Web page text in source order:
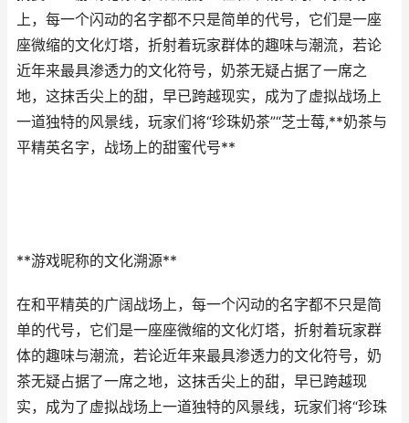
上，每一个闪动的名字都不只是简单的代号，它们是一座
座微缩的文化灯塔，折射着玩家群体的趣味与潮流，若论
近年来最具渗透力的文化符号，奶茶无疑占据了一席之
地，这抹舌尖上的甜，早已跨越现实，成为了虚拟战场上
一道独特的风景线，玩家们将“珍珠奶茶”“芝士莓,**奶茶与
平精英名字，战场上的甜蜜代号**
**游戏昵称的文化溯源**
在和平精英的广阔战场上，每一个闪动的名字都不只是简
单的代号，它们是一座座微缩的文化灯塔，折射着玩家群
体的趣味与潮流，若论近年来最具渗透力的文化符号，奶
茶无疑占据了一席之地，这抹舌尖上的甜，早已跨越现
实，成为了虚拟战场上一道独特的风景线，玩家们将“珍珠